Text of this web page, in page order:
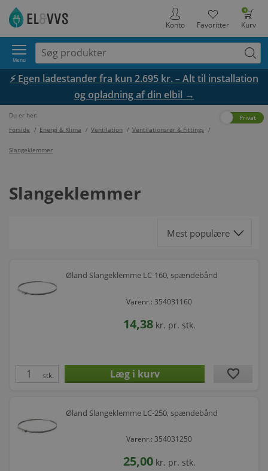
0
Kurv
Favoritter
Konto
Menu
⚡ Egen ladestander fra kun 2.695 kr. – Alt til installation
og opladning af din elbil →
Du er her:
Forside / Energi & Klima / Ventilation / Ventilationsrør & Fittings /
Slangeklemmer
Privat
Slangeklemmer
Øland Slangeklemme LC-160, spændebånd
Varenr.: 354031160
14,38 kr. pr. stk.
stk. favorite
Øland Slangeklemme LC-250, spændebånd
Varenr.: 354031250
25,00 kr. pr. stk.